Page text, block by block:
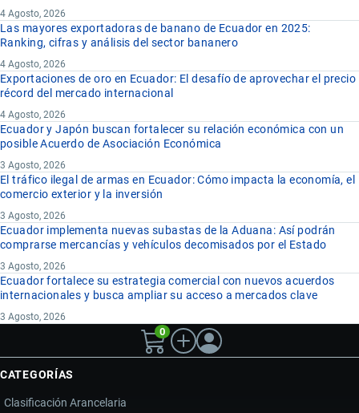
4 Agosto, 2026
Las mayores exportadoras de banano de Ecuador en 2025:
Ranking, cifras y análisis del sector bananero
4 Agosto, 2026
Exportaciones de oro en Ecuador: El desafío de aprovechar el precio
récord del mercado internacional
4 Agosto, 2026
Ecuador y Japón buscan fortalecer su relación económica con un
posible Acuerdo de Asociación Económica
3 Agosto, 2026
El tráfico ilegal de armas en Ecuador: Cómo impacta la economía, el
comercio exterior y la inversión
3 Agosto, 2026
Ecuador implementa nuevas subastas de la Aduana: Así podrán
comprarse mercancías y vehículos decomisados por el Estado
3 Agosto, 2026
Ecuador fortalece su estrategia comercial con nuevos acuerdos
internacionales y busca ampliar su acceso a mercados clave
3 Agosto, 2026
0
CATEGORÍAS
Clasificación Arancelaria